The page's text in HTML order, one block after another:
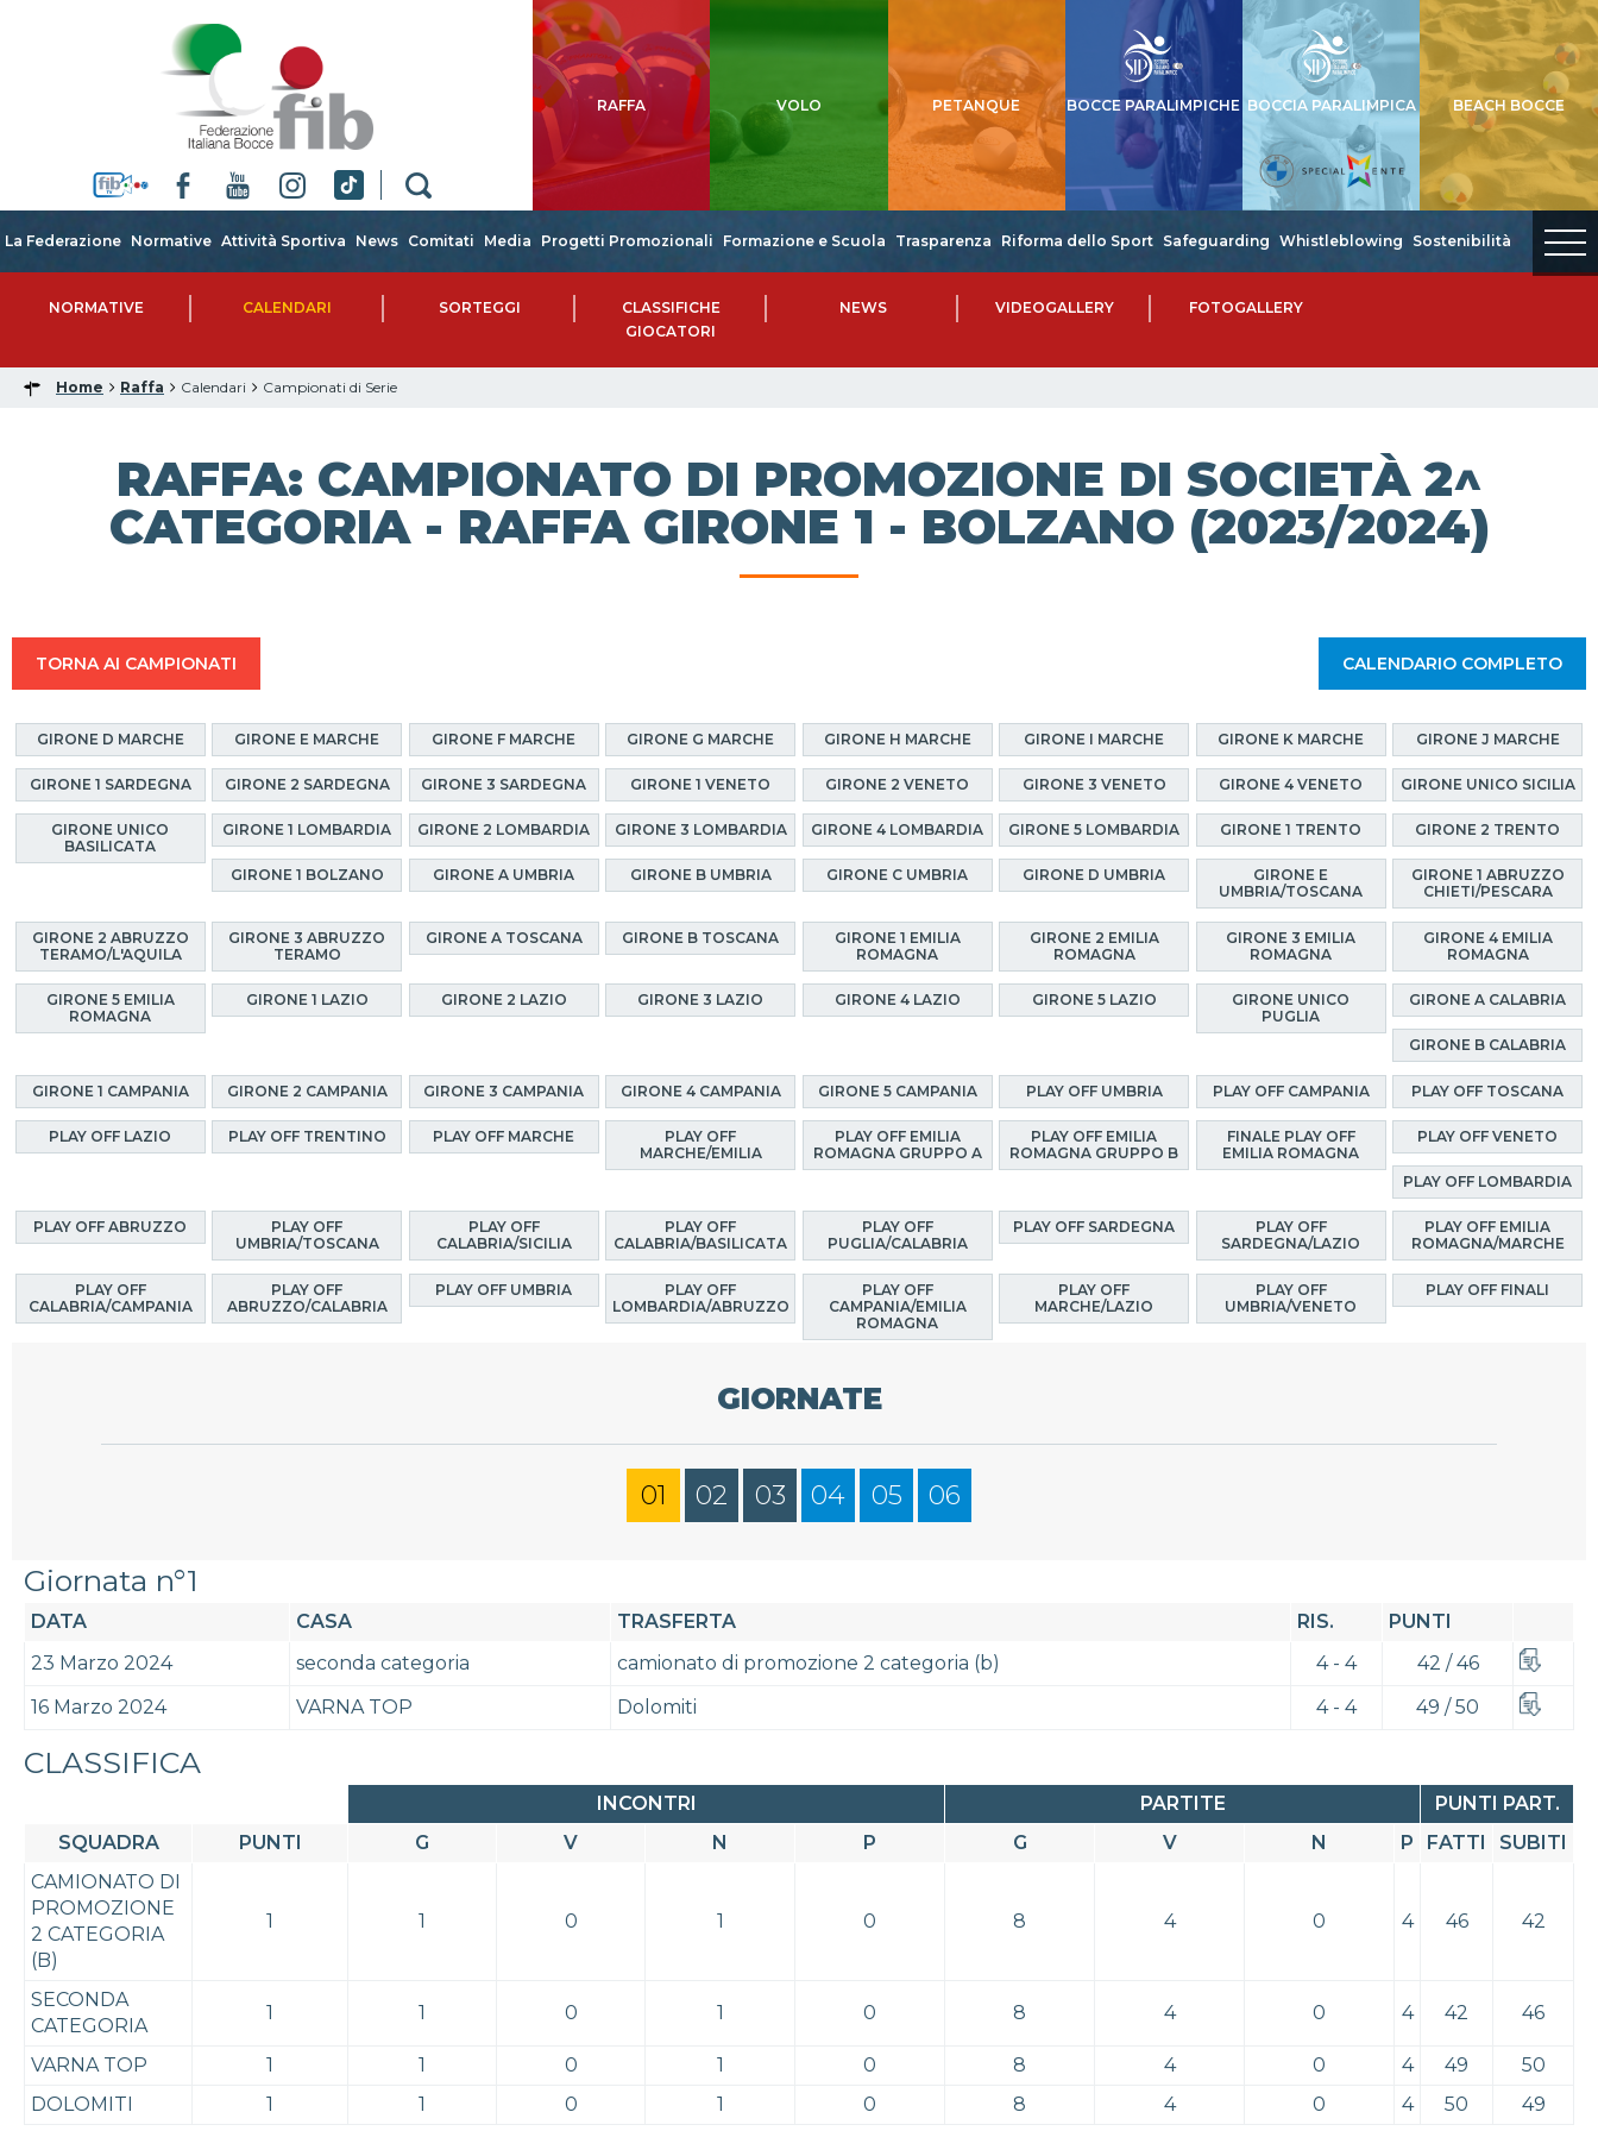
RAFFA VOLO PETANQUE BOCCE PARALIMPICHE BOCCIA PARALIMPICA BEACH BOCCE
La Federazione Normative Attività Sportiva News Comitati Media Progetti Promozionali Formazione e Scuola Trasparenza Riforma dello Sport Safeguarding Whistleblowing Sostenibilità
NORMATIVE CALENDARI SORTEGGI
CLASSIFICHE
GIOCATORI
NEWS VIDEOGALLERY FOTOGALLERY
Home Raffa Calendari Campionati di Serie
RAFFA: CAMPIONATO DI PROMOZIONE DI SOCIETÀ 2^
CATEGORIA - RAFFA GIRONE 1 - BOLZANO (2023/2024)
TORNA AI CAMPIONATI CALENDARIO COMPLETO
GIRONE D MARCHE GIRONE E MARCHE GIRONE F MARCHE GIRONE G MARCHE GIRONE H MARCHE GIRONE I MARCHE GIRONE K MARCHE GIRONE J MARCHE
GIRONE 1 SARDEGNA GIRONE 2 SARDEGNA GIRONE 3 SARDEGNA GIRONE 1 VENETO GIRONE 2 VENETO GIRONE 3 VENETO GIRONE 4 VENETO GIRONE UNICO SICILIA
GIRONE UNICO
BASILICATA
GIRONE 1 LOMBARDIA GIRONE 2 LOMBARDIA GIRONE 3 LOMBARDIA GIRONE 4 LOMBARDIA GIRONE 5 LOMBARDIA GIRONE 1 TRENTO GIRONE 2 TRENTO
GIRONE 1 BOLZANO GIRONE A UMBRIA GIRONE B UMBRIA GIRONE C UMBRIA GIRONE D UMBRIA
GIRONE E
UMBRIA/TOSCANA
GIRONE 1 ABRUZZO
CHIETI/PESCARA
GIRONE 2 ABRUZZO
TERAMO/L'AQUILA
GIRONE 3 ABRUZZO
TERAMO
GIRONE A TOSCANA GIRONE B TOSCANA
GIRONE 1 EMILIA
ROMAGNA
GIRONE 2 EMILIA
ROMAGNA
GIRONE 3 EMILIA
ROMAGNA
GIRONE 4 EMILIA
ROMAGNA
GIRONE 5 EMILIA
ROMAGNA
GIRONE 1 LAZIO GIRONE 2 LAZIO GIRONE 3 LAZIO GIRONE 4 LAZIO GIRONE 5 LAZIO
GIRONE UNICO
PUGLIA
GIRONE A CALABRIA
GIRONE B CALABRIA
GIRONE 1 CAMPANIA GIRONE 2 CAMPANIA GIRONE 3 CAMPANIA GIRONE 4 CAMPANIA GIRONE 5 CAMPANIA PLAY OFF UMBRIA PLAY OFF CAMPANIA PLAY OFF TOSCANA
PLAY OFF LAZIO PLAY OFF TRENTINO PLAY OFF MARCHE
PLAY OFF
MARCHE/EMILIA
PLAY OFF EMILIA
ROMAGNA GRUPPO A
PLAY OFF EMILIA
ROMAGNA GRUPPO B
FINALE PLAY OFF
EMILIA ROMAGNA
PLAY OFF VENETO
PLAY OFF LOMBARDIA
PLAY OFF ABRUZZO
PLAY OFF
UMBRIA/TOSCANA
PLAY OFF
CALABRIA/SICILIA
PLAY OFF
CALABRIA/BASILICATA
PLAY OFF
PUGLIA/CALABRIA
PLAY OFF SARDEGNA
PLAY OFF
SARDEGNA/LAZIO
PLAY OFF EMILIA
ROMAGNA/MARCHE
PLAY OFF
CALABRIA/CAMPANIA
PLAY OFF
ABRUZZO/CALABRIA
PLAY OFF UMBRIA
PLAY OFF
LOMBARDIA/ABRUZZO
PLAY OFF
CAMPANIA/EMILIA
ROMAGNA
PLAY OFF
MARCHE/LAZIO
PLAY OFF
UMBRIA/VENETO
PLAY OFF FINALI
GIORNATE
01 02 03 04 05 06
Giornata n°1
DATA CASA TRASFERTA RIS.
PUNTI
23 Marzo 2024
seconda categoria camionato di promozione 2 categoria (b) 4 - 4
42 / 46
16 Marzo 2024
VARNA TOP Dolomiti 4 - 4 49 / 50
CLASSIFICA
INCONTRI PARTITE
PUNTI PART.
SQUADRA
PUNTI G V N P G V N P FATTI
SUBITI
CAMIONATO DI
PROMOZIONE
2 CATEGORIA
(B)
1 1 0 1 0 8 4 0 4 46 42
SECONDA
CATEGORIA
1 1 0 1 0 8 4 0 4 42 46
VARNA TOP 1 1 0 1 0 8 4 0 4 49
50
DOLOMITI
1 1 0 1 0 8 4 0 4 50 49